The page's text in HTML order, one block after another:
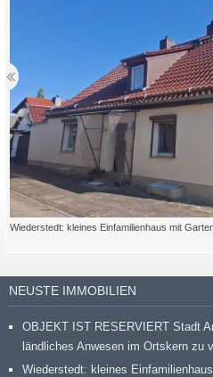
Wiederstedt: kleines Einfamilienhaus mit
NEUSTE IMMOBILIEN
OBJEKT IST RESERVIERT Stadt
ländliches Anwesen im Ortskern zu
Wiederstedt: kleines